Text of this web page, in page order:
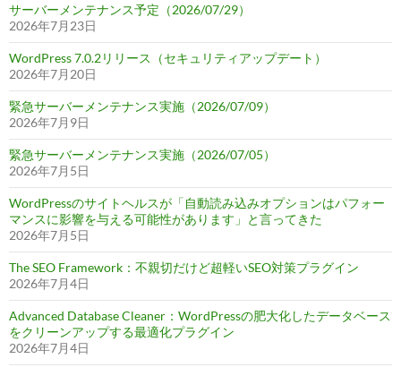
サーバーメンテナンス予定（2026/07/29）
2026年7月23日
WordPress 7.0.2リリース（セキュリティアップデート）
2026年7月20日
緊急サーバーメンテナンス実施（2026/07/09）
2026年7月9日
緊急サーバーメンテナンス実施（2026/07/05）
2026年7月5日
WordPressのサイトヘルスが「自動読み込みオプションはパフォー
マンスに影響を与える可能性があります」と言ってきた
2026年7月5日
The SEO Framework：不親切だけど超軽いSEO対策プラグイン
2026年7月4日
Advanced Database Cleaner：WordPressの肥大化したデータベース
をクリーンアップする最適化プラグイン
2026年7月4日